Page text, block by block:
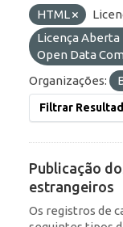
HTML
Licença Aberta
Open Data
Organizações:
Filtrar
Publicação
estrangeiros
Os registros de